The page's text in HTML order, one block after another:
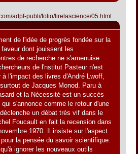
adpf-publi/folio/lirelascience/05.html
de l'idée de progrès fondée sur la
dont jouissent les
de recherche ne s'amenuise
de l'nstitut Pasteur n'est
à l'impact des livres d'André Lwoff,
de Jacques Monod. Paru à
et la Nécessité est un succès
s'annonce comme le retour d'une
un débat très vif dans le
Foucault en fait la recension dans
1970. Il insiste sur l'aspect
la pensée du savoir scientifique.
ignorer les nouveaux outils